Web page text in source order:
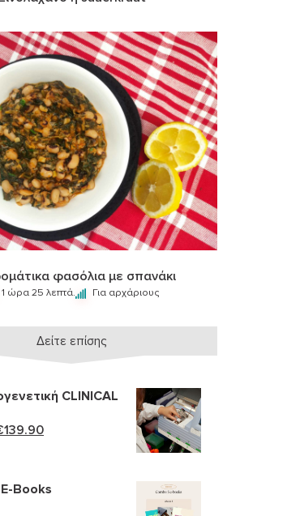
φασόλια με σπανάκι
1 ώρα 25 λεπτά. Για αρχάριους
Δείτε επίσης
CLINICAL
139.90Η
είναι:
Books